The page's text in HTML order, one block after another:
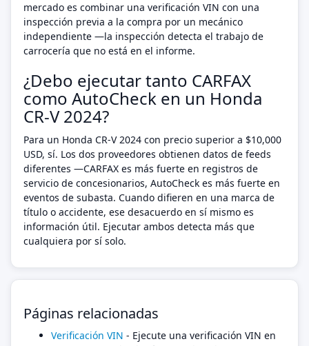
mercado es combinar una verificación VIN con una
inspección previa a la compra por un mecánico
independiente —la inspección detecta el trabajo de
carrocería que no está en el informe.
¿Debo ejecutar tanto CARFAX
como AutoCheck en un Honda
CR-V 2024?
Para un Honda CR-V 2024 con precio superior a $10,000
USD, sí. Los dos proveedores obtienen datos de feeds
diferentes —CARFAX es más fuerte en registros de
servicio de concesionarios, AutoCheck es más fuerte en
eventos de subasta. Cuando difieren en una marca de
título o accidente, ese desacuerdo en sí mismo es
información útil. Ejecutar ambos detecta más que
cualquiera por sí solo.
Páginas relacionadas
Verificación VIN - Ejecute una verificación VIN en